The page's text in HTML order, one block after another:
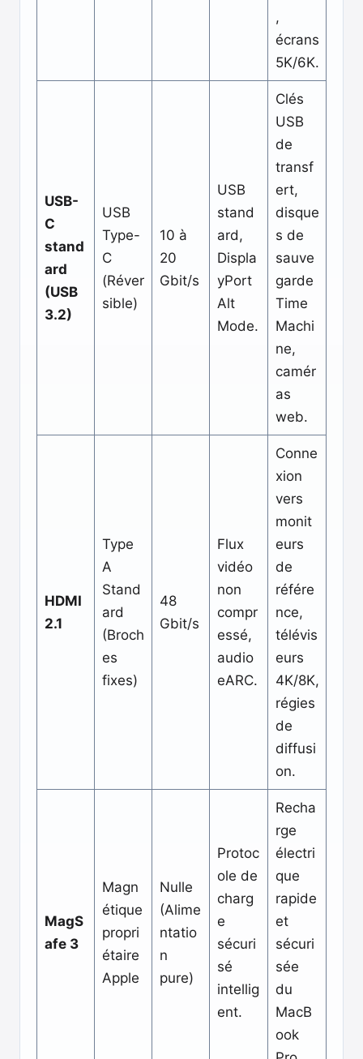
,
écrans
5K/6K.
USB-
C
stand
ard
(USB
3.2)
USB
Type-
C
(Réver
sible)
10 à
20
Gbit/s
USB
stand
ard,
Displa
yPort
Alt
Mode.
Clés
USB
de
transf
ert,
disque
s de
sauve
garde
Time
Machi
ne,
camér
as
web.
HDMI
2.1
Type
A
Stand
ard
(Broch
es
fixes)
48
Gbit/s
Flux
vidéo
non
compr
essé,
audio
eARC.
Conne
xion
vers
monit
eurs
de
référe
nce,
télévis
eurs
4K/8K,
régies
de
diffusi
on.
MagS
afe 3
Magn
étique
propri
étaire
Apple
Nulle
(Alime
ntatio
n
pure)
Protoc
ole de
charg
e
sécuri
sé
intellig
ent.
Recha
rge
électri
que
rapide
et
sécuri
sée
du
MacB
ook